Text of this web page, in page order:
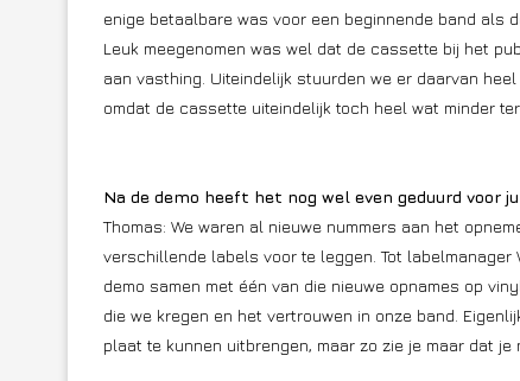
enige betaalbare was voor een beginnende band als
Leuk meegenomen was wel dat de cassette bij het
aan vasthing. Uiteindelijk stuurden we er daarvan
omdat de cassette uiteindelijk toch heel wat minder
Na de demo heeft het nog wel even geduurd voor
Thomas: We waren al nieuwe nummers aan het
verschillende labels voor te leggen. Tot
demo samen met één van die nieuwe opnames op
die we kregen en het vertrouwen in onze band.
plaat te kunnen uitbrengen, maar zo zie je maar dat je